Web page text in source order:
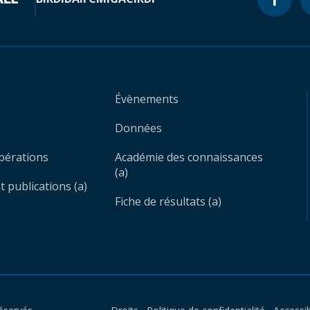
publications (a)
Évènements
Données
Académie des connaissances
(a)
Fiche de résultats (a)